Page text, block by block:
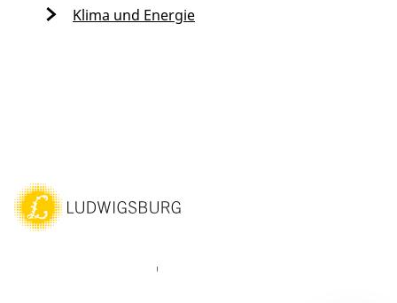
Klima und Energie
LinkedIn